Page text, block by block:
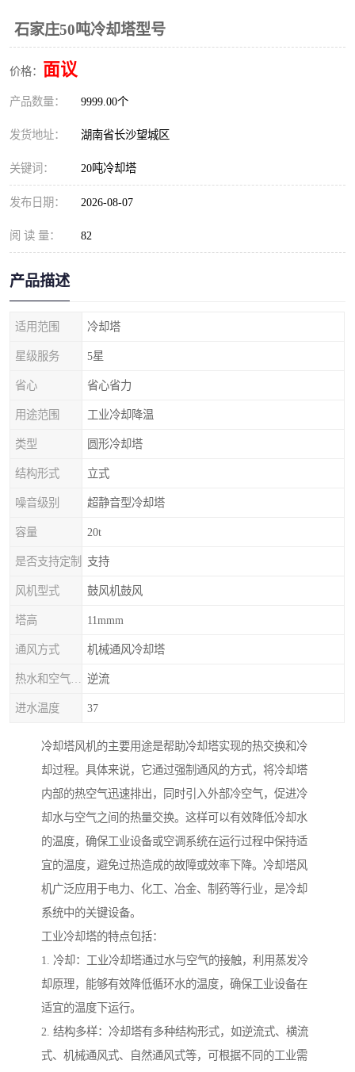
石家庄50吨冷却塔型号
价格： 面议
产品数量： 9999.00个
发货地址： 湖南省长沙望城区
关键词： 20吨冷却塔
发布日期： 2026-08-07
阅 读 量： 82
产品描述
适用范围 冷却塔
星级服务 5星
省心 省心省力
用途范围 工业冷却降温
类型 圆形冷却塔
结构形式 立式
噪音级别 超静音型冷却塔
容量 20t
是否支持定制 支持
风机型式 鼓风机鼓风
塔高 11mmm
通风方式 机械通风冷却塔
逆流
进水温度 37
冷却塔风机的主要用途是帮助冷却塔实现的热交换和冷
却过程。具体来说，它通过强制通风的方式，将冷却塔
内部的热空气迅速排出，同时引入外部冷空气，促进冷
却水与空气之间的热量交换。这样可以有效降低冷却水
的温度，确保工业设备或空调系统在运行过程中保持适
宜的温度，避免过热造成的故障或效率下降。冷却塔风
机广泛应用于电力、化工、冶金、制药等行业，是冷却
系统中的关键设备。
工业冷却塔的特点包括：
1. 冷却：工业冷却塔通过水与空气的接触，利用蒸发冷
却原理，能够有效降低循环水的温度，确保工业设备在
适宜的温度下运行。
2. 结构多样：冷却塔有多种结构形式，如逆流式、横流
式、机械通风式、自然通风式等，可根据不同的工业需